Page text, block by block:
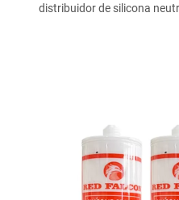
distribuidor de silicona